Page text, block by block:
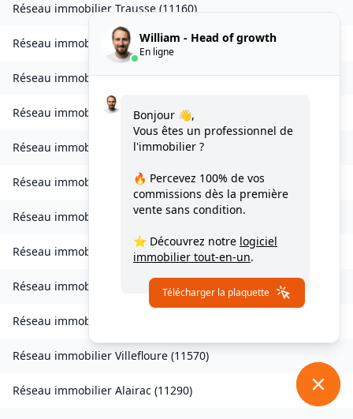
Réseau immobilier Trausse (11160)
Réseau immobilierTuchan(11350 )
Réseau immobilierValmigère(11580)
Réseau immobilierVentenac-en-Minervois
Réseau immobilier Verdun-en-Lauragais
Réseau immobilier Vignevieille(11330)
Réseau immobilier Villalier(11600 )
Réseau immobilier Villanière(11600)
Réseau immobilier Villardebelle ( 11580
Réseau immobilier
Réseau immobilier Villefloure (11570)
Réseau immobilier Alairac (11290)
William - Head of growth
En ligne
Bonjour 👋,
Vous êtes un professionnel de
l'immobilier ?
🔥 Percevez 100% de vos
commissions dès la première
vente sans condition.
⭐ Découvrez notre logiciel
immobilier tout-en-un.
Télécharger la plaquette